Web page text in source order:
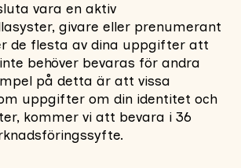
vara en aktiv
givare eller prenumerant
de flesta av dina uppgifter att
behöver bevaras för andra
på detta är att vissa
uppgifter om din identitet och
kommer vi att bevara i 36